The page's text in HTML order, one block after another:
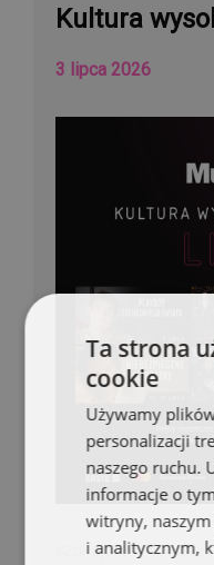
Kultura
3 lipca 2026
szukajcie w lipcu w
Ta strona
cookie
Używamy
personalizacji
naszego ruchu.
informacje o
witryny,
i analitycznym,